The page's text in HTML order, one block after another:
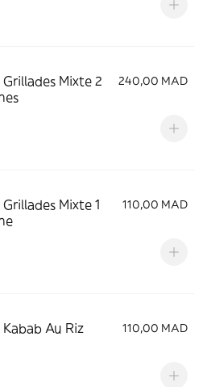
Mixte 2
240,00 MAD
Mixte 1
110,00 MAD
Au Riz
110,00 MAD